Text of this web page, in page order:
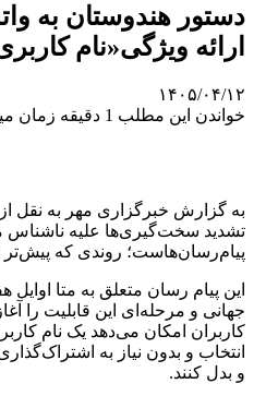
دستور هندوستان به
ارائه ویژگی«نام
۱۴۰۵/۰۴/۱۲
خواندن این مطلب 1 دقیقه زمان میبرد
به گزارش خبرگزاری مهر به نقل از
تشدید سخت‌گیری‌ها علیه ناشناس
پیام‌رسان‌هاست؛ روندی که پیش‌تر
این پیام رسان متعلق به متا
جهانی و مرحله‌ای این قابلیت را
کاربران امکان می‌دهد یک نام
انتخاب و بدون نیاز به
و بدل کنند.